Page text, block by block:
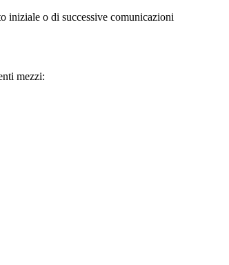
iniziale o di successive comunicazioni
mezzi: